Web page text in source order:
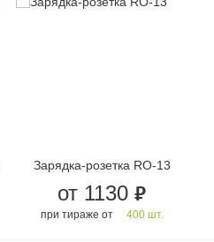
Зарядка-розетка RO-13
от 1130 руб.
при тираже от 400 шт.